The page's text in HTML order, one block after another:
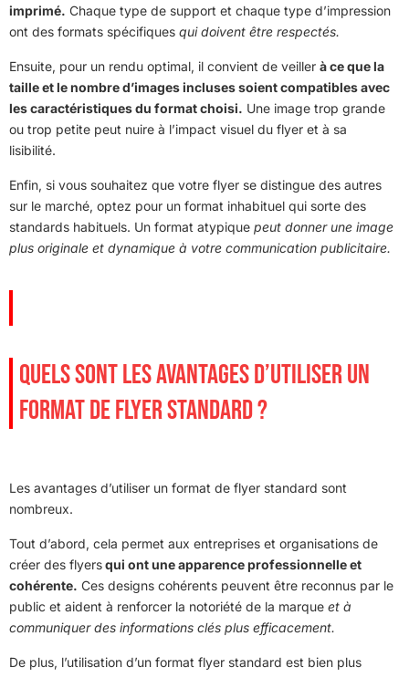
imprimé. Chaque type de support et chaque type d’impression
ont des formats spécifiques qui doivent être respectés.
Ensuite, pour un rendu optimal, il convient de veiller à ce que la
taille et le nombre d’images incluses soient compatibles avec
les caractéristiques du format choisi. Une image trop grande
ou trop petite peut nuire à l’impact visuel du flyer et à sa
lisibilité.
Enfin, si vous souhaitez que votre flyer se distingue des autres
sur le marché, optez pour un format inhabituel qui sorte des
standards habituels. Un format atypique peut donner une image
plus originale et dynamique à votre communication publicitaire.
QUELS SONT LES AVANTAGES D’UTILISER UN
FORMAT DE FLYER STANDARD ?
Les avantages d’utiliser un format de flyer standard sont
nombreux.
Tout d’abord, cela permet aux entreprises et organisations de
créer des flyersqui ont une apparence professionnelle et
cohérente. Ces designs cohérents peuvent être reconnus par le
public et aident à renforcer la notoriété de la marque et à
communiquer des informations clés plus efficacement.
De plus, l’utilisation d’un format flyer standard est bien plus